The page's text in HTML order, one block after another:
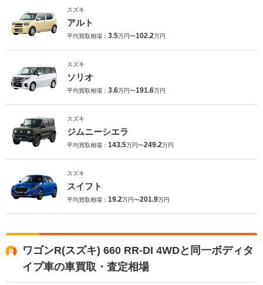
スズキ
アルト
平均買取相場： 3.5万円〜102.2万円
スズキ
ソリオ
平均買取相場： 3.6万円〜191.6万円
スズキ
ジムニーシエラ
平均買取相場： 143.5万円〜249.2万円
スズキ
スイフト
平均買取相場： 19.2万円〜201.9万円
ワゴンR(スズキ) 660 RR-DI 4WDと同一ボディタ
イプ車の車買取・査定相場